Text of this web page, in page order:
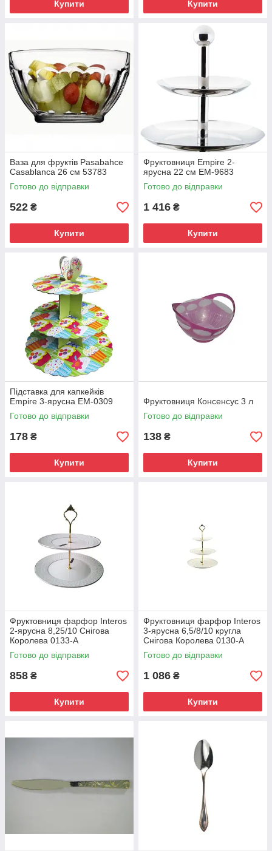
Купити Купити
Ваза для фруктів Pasabahce
Casablanca 26 см 53783
Готово до відправки
522 ₴
Купити
Фруктовниця Empire 2-
ярусна 22 см EM-9683
Готово до відправки
1 416 ₴
Купити
Підставка для капкейків
Empire 3-ярусна EM-0309
Готово до відправки
178 ₴
Купити
Фруктовниця Консенсус 3 л
Готово до відправки
138 ₴
Купити
Фруктовниця фарфор Interos
2-ярусна 8,25/10 Снігова
Королева 0133-А
Готово до відправки
858 ₴
Купити
Фруктовниця фарфор Interos
3-ярусна 6,5/8/10 кругла
Снігова Королева 0130-А
Готово до відправки
1 086 ₴
Купити